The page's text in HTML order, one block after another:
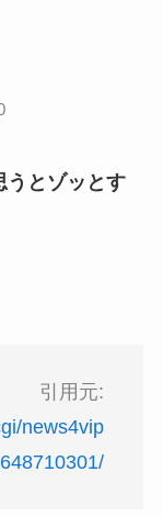
うとゾッとす
引用元:
news4vip